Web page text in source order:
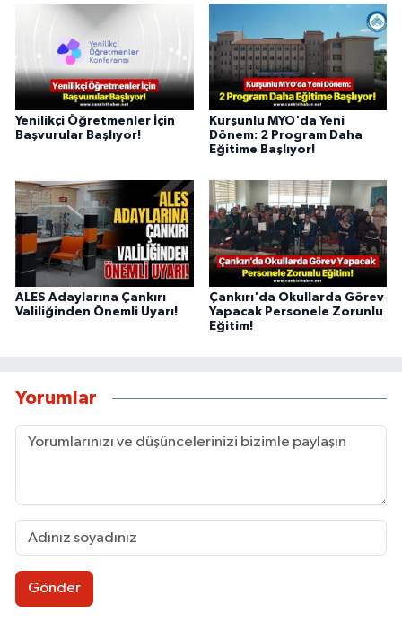
Yenilikçi Öğretmenler İçin
Başvurular Başlıyor!
Kurşunlu MYO'da Yeni
Dönem: 2 Program Daha
Eğitime Başlıyor!
ALES Adaylarına Çankırı
Valiliğinden Önemli Uyarı!
Çankırı'da Okullarda Görev
Yapacak Personele Zorunlu
Eğitim!
Yorumlar
Gönder